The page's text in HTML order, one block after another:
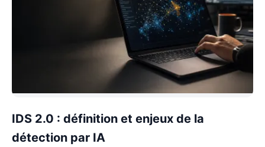
IDS 2.0 : définition et enjeux de la
détection par IA